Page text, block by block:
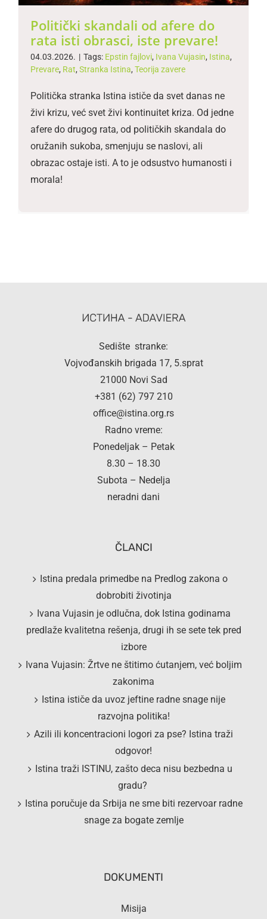
Politički skandali od afere do
rata isti obrasci, iste prevare!
04.03.2026. | Tags: Epstin fajlovi, Ivana Vujasin, Istina,
Prevare, Rat, Stranka Istina, Teorija zavere
Politička stranka Istina ističe da svet danas ne
živi krizu, već svet živi kontinuitet kriza. Od jedne
afere do drugog rata, od političkih skandala do
oružanih sukoba, smenjuju se naslovi, ali
obrazac ostaje isti. A to je odsustvo humanosti i
morala!
Sedište stranke:
Vojvođanskih brigada 17, 5.sprat
21000 Novi Sad
+381 (62) 797 210
office@istina.org.rs
Radno vreme:
Ponedeljak – Petak
8.30 – 18.30
Subota – Nedelja
neradni dani
ČLANCI
Istina predala primedbe na Predlog zakona o
dobrobiti životinja
Ivana Vujasin je odlučna, dok Istina godinama
predlaže kvalitetna rešenja, drugi ih se sete tek pred
izbore
Ivana Vujasin: Žrtve ne štitimo ćutanjem, već boljim
zakonima
Istina ističe da uvoz jeftine radne snage nije
razvojna politika!
Azili ili koncentracioni logori za pse? Istina traži
odgovor!
Istina traži ISTINU, zašto deca nisu bezbedna u
gradu?
Istina poručuje da Srbija ne sme biti rezervoar radne
snage za bogate zemlje
DOKUMENTI
Misija